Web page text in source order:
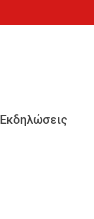
Εκδηλώσεις